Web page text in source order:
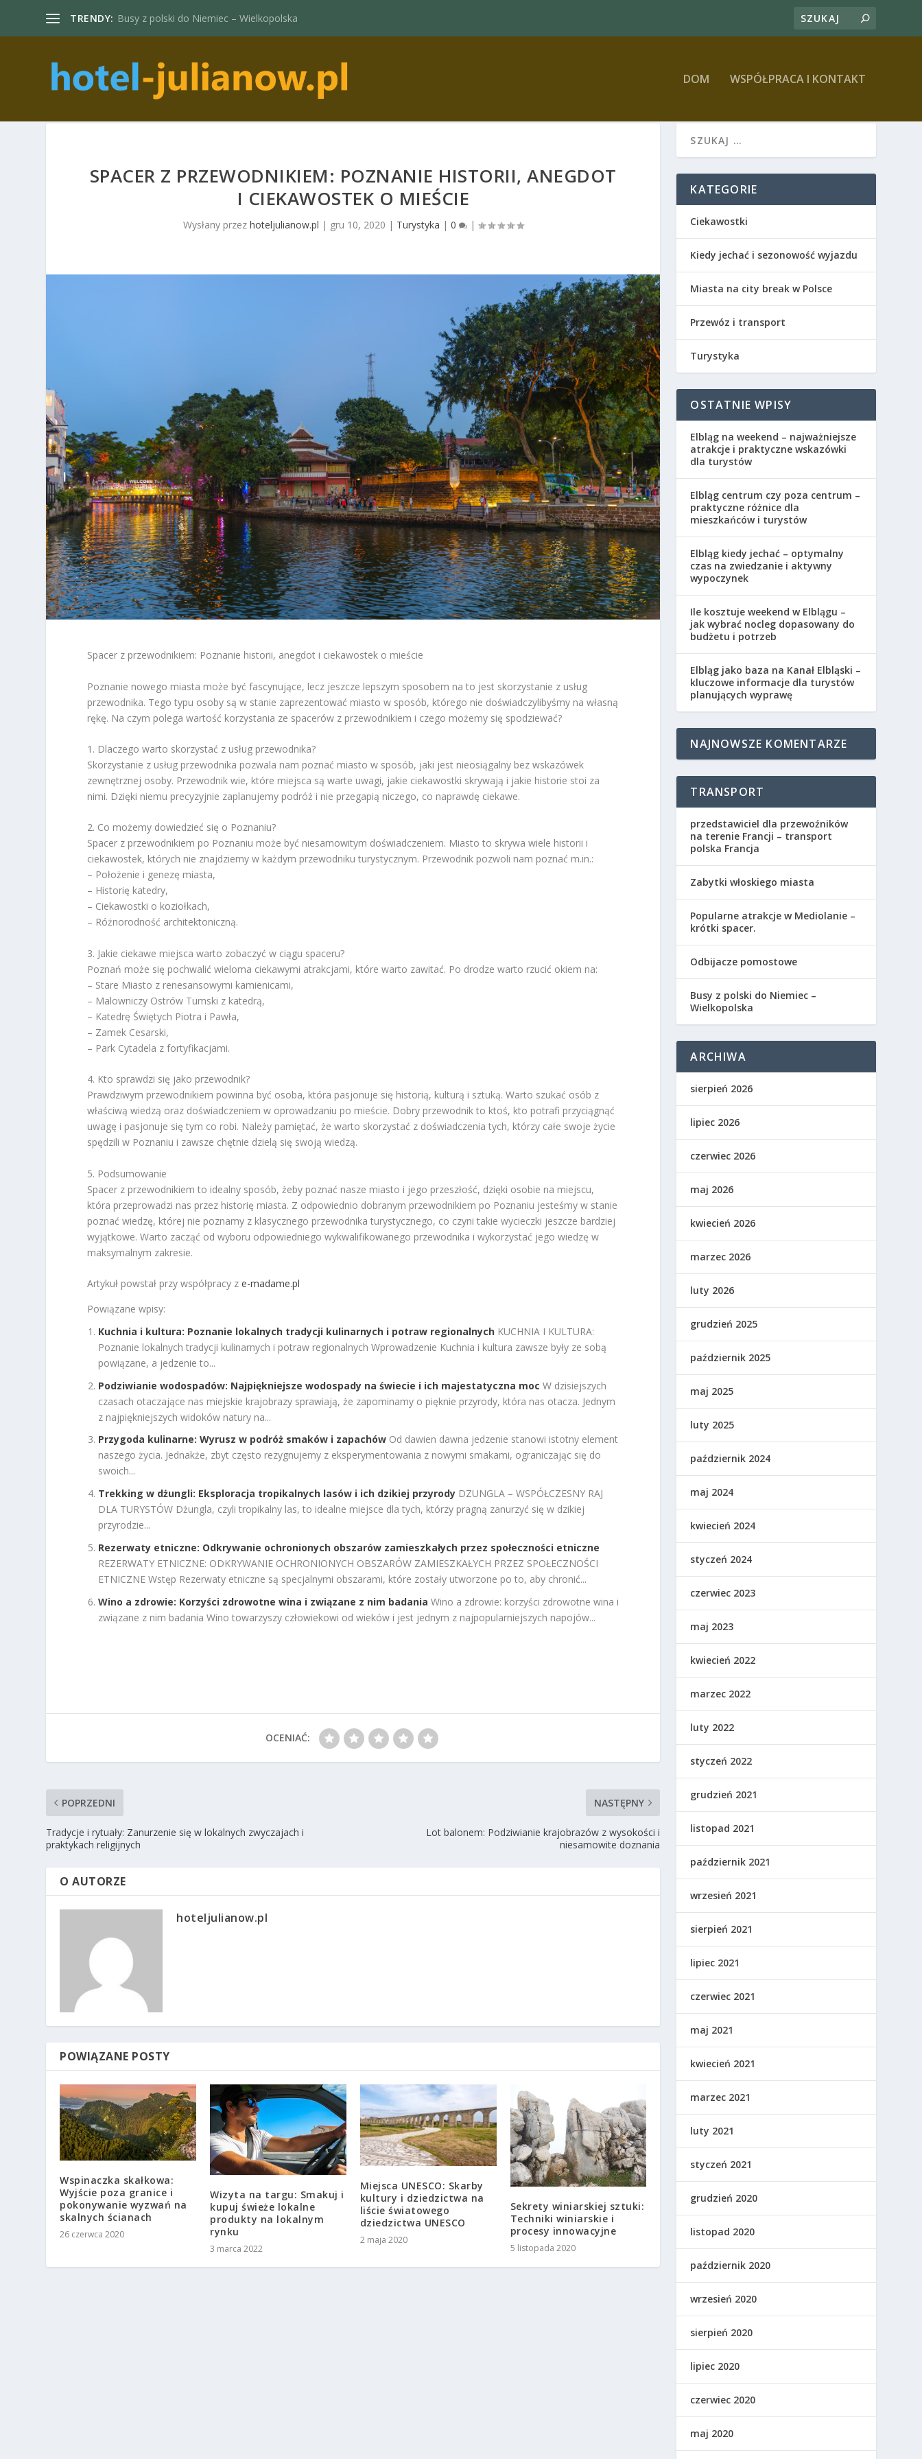
TRENDY: Busy z polski do Niemiec – Wielkopolska
DOM WSPÓŁPRACA I KONTAKT
SPACER Z PRZEWODNIKIEM: POZNANIE HISTORII, ANEGDOT
I CIEKAWOSTEK O MIEŚCIE
Wysłany przez hoteljulianow.pl | gru 10, 2020 | Turystyka | 0 |
Spacer z przewodnikiem: Poznanie historii, anegdot i ciekawostek o mieście
Poznanie nowego miasta może być fascynujące, lecz jeszcze lepszym sposobem na to jest skorzystanie z usług
przewodnika. Tego typu osoby są w stanie zaprezentować miasto w sposób, którego nie doświadczylibyśmy na własną
rękę. Na czym polega wartość korzystania ze spacerów z przewodnikiem i czego możemy się spodziewać?
1. Dlaczego warto skorzystać z usług przewodnika?
Skorzystanie z usług przewodnika pozwala nam poznać miasto w sposób, jaki jest nieosiągalny bez wskazówek
zewnętrznej osoby. Przewodnik wie, które miejsca są warte uwagi, jakie ciekawostki skrywają i jakie historie stoi za
nimi. Dzięki niemu precyzyjnie zaplanujemy podróż i nie przegapią niczego, co naprawdę ciekawe.
2. Co możemy dowiedzieć się o Poznaniu?
Spacer z przewodnikiem po Poznaniu może być niesamowitym doświadczeniem. Miasto to skrywa wiele historii i
ciekawostek, których nie znajdziemy w każdym przewodniku turystycznym. Przewodnik pozwoli nam poznać m.in.:
– Położenie i genezę miasta,
– Historię katedry,
– Ciekawostki o koziołkach,
– Różnorodność architektoniczną.
3. Jakie ciekawe miejsca warto zobaczyć w ciągu spaceru?
Poznań może się pochwalić wieloma ciekawymi atrakcjami, które warto zawitać. Po drodze warto rzucić okiem na:
– Stare Miasto z renesansowymi kamienicami,
– Malowniczy Ostrów Tumski z katedrą,
– Katedrę Świętych Piotra i Pawła,
– Zamek Cesarski,
– Park Cytadela z fortyfikacjami.
4. Kto sprawdzi się jako przewodnik?
Prawdziwym przewodnikiem powinna być osoba, która pasjonuje się historią, kulturą i sztuką. Warto szukać osób z
właściwą wiedzą oraz doświadczeniem w oprowadzaniu po mieście. Dobry przewodnik to ktoś, kto potrafi przyciągnąć
uwagę i pasjonuje się tym co robi. Należy pamiętać, że warto skorzystać z doświadczenia tych, którzy całe swoje życie
spędzili w Poznaniu i zawsze chętnie dzielą się swoją wiedzą.
5. Podsumowanie
Spacer z przewodnikiem to idealny sposób, żeby poznać nasze miasto i jego przeszłość, dzięki osobie na miejscu,
która przeprowadzi nas przez historię miasta. Z odpowiednio dobranym przewodnikiem po Poznaniu jesteśmy w stanie
poznać wiedzę, której nie poznamy z klasycznego przewodnika turystycznego, co czyni takie wycieczki jeszcze bardziej
wyjątkowe. Warto zacząć od wyboru odpowiedniego wykwalifikowanego przewodnika i wykorzystać jego wiedzę w
maksymalnym zakresie.
Artykuł powstał przy współpracy ze-madame.pl
Powiązane wpisy:
Kuchnia i kultura: Poznanie lokalnych tradycji kulinarnych i potraw regionalnych KUCHNIA I KULTURA:
Poznanie lokalnych tradycji kulinarnych i potraw regionalnych Wprowadzenie Kuchnia i kultura zawsze były ze sobą
powiązane, a jedzenie to...
Podziwianie wodospadów: Najpiękniejsze wodospady na świecie i ich majestatyczna moc W dzisiejszych
czasach otaczające nas miejskie krajobrazy sprawiają, że zapominamy o pięknie przyrody, która nas otacza. Jednym
z najpiękniejszych widoków natury na...
Przygoda kulinarne: Wyrusz w podróż smaków i zapachów Od dawien dawna jedzenie stanowi istotny element
naszego życia. Jednakże, zbyt często rezygnujemy z eksperymentowania z nowymi smakami, ograniczając się do
swoich...
Trekking w dżungli: Eksploracja tropikalnych lasów i ich dzikiej przyrody DZUNGLA – WSPÓŁCZESNY RAJ
DLA TURYSTÓW Dżungla, czyli tropikalny las, to idealne miejsce dla tych, którzy pragną zanurzyć się w dzikiej
przyrodzie...
Rezerwaty etniczne: Odkrywanie ochronionych obszarów zamieszkałych przez społeczności etniczne
REZERWATY ETNICZNE: ODKRYWANIE OCHRONIONYCH OBSZARÓW ZAMIESZKAŁYCH PRZEZ SPOŁECZNOŚCI
ETNICZNE Wstęp Rezerwaty etniczne są specjalnymi obszarami, które zostały utworzone po to, aby chronić...
Wino a zdrowie: Korzyści zdrowotne wina i związane z nim badania Wino a zdrowie: korzyści zdrowotne wina i
związane z nim badania Wino towarzyszy człowiekowi od wieków i jest jednym z najpopularniejszych napojów...
OCENIAĆ:
POPRZEDNI
Tradycje i rytuały: Zanurzenie się w lokalnych zwyczajach i
praktykach religijnych
NASTĘPNY
Lot balonem: Podziwianie krajobrazów z wysokości i
niesamowite doznania
O AUTORZE
hoteljulianow.pl
POWIĄZANE POSTY
Wspinaczka skałkowa:
Wyjście poza granice i
pokonywanie wyzwań na
skalnych ścianach
26 czerwca 2020
Wizyta na targu: Smakuj i
kupuj świeże lokalne
produkty na lokalnym
rynku
3 marca 2022
Miejsca UNESCO: Skarby
kultury i dziedzictwa na
liście światowego
dziedzictwa UNESCO
2 maja 2020
Sekrety winiarskiej sztuki:
Techniki winiarskie i
procesy innowacyjne
5 listopada 2020
KATEGORIE
Ciekawostki
Kiedy jechać i sezonowość wyjazdu
Miasta na city break w Polsce
Przewóz i transport
Turystyka
OSTATNIE WPISY
Elbląg na weekend – najważniejsze
atrakcje i praktyczne wskazówki
dla turystów
Elbląg centrum czy poza centrum –
praktyczne różnice dla
mieszkańców i turystów
Elbląg kiedy jechać – optymalny
czas na zwiedzanie i aktywny
wypoczynek
Ile kosztuje weekend w Elblągu –
jak wybrać nocleg dopasowany do
budżetu i potrzeb
Elbląg jako baza na Kanał Elbląski –
kluczowe informacje dla turystów
planujących wyprawę
NAJNOWSZE KOMENTARZE
TRANSPORT
przedstawiciel dla przewoźników
na terenie Francji – transport
polska Francja
Zabytki włoskiego miasta
Popularne atrakcje w Mediolanie –
krótki spacer.
Odbijacze pomostowe
Busy z polski do Niemiec –
Wielkopolska
ARCHIWA
sierpień 2026
lipiec 2026
czerwiec 2026
maj 2026
kwiecień 2026
marzec 2026
luty 2026
grudzień 2025
październik 2025
maj 2025
luty 2025
październik 2024
maj 2024
kwiecień 2024
styczeń 2024
czerwiec 2023
maj 2023
kwiecień 2022
marzec 2022
luty 2022
styczeń 2022
grudzień 2021
listopad 2021
październik 2021
wrzesień 2021
sierpień 2021
lipiec 2021
czerwiec 2021
maj 2021
kwiecień 2021
marzec 2021
luty 2021
styczeń 2021
grudzień 2020
listopad 2020
październik 2020
wrzesień 2020
sierpień 2020
lipiec 2020
czerwiec 2020
maj 2020